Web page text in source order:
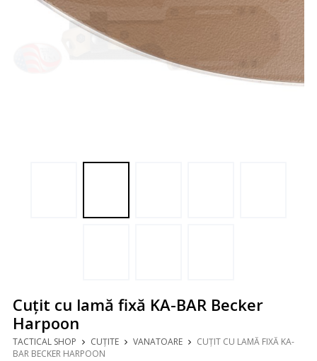
Cuțit cu lamă fixă KA-BAR Becker
Harpoon
TACTICAL SHOP CUȚITE VANATOARE
CUȚIT CU LAMĂ FIXĂ KA-
BAR BECKER HARPOON